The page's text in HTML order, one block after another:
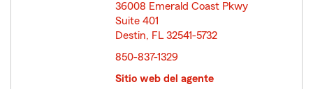
36008 Emerald Coast Pkwy
Suite 401
Destin, FL 32541-5732
850-837-1329
Sitio web del agente